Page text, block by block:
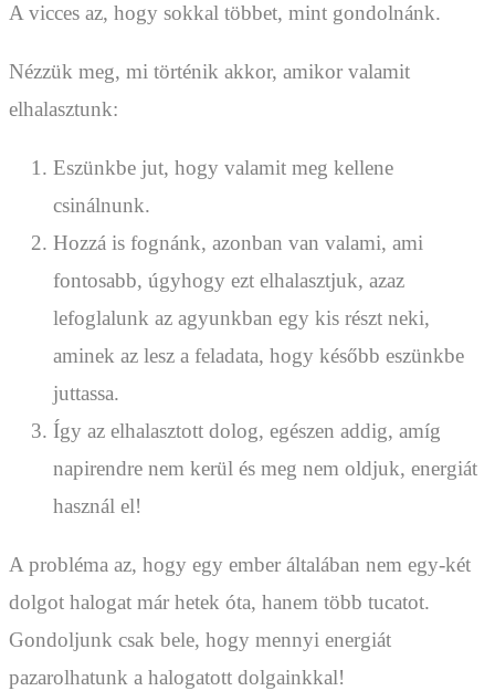
A vicces az, hogy sokkal többet, mint gondolnánk.
Nézzük meg, mi történik akkor, amikor valamit
elhalasztunk:
Eszünkbe jut, hogy valamit meg kellene
csinálnunk.
Hozzá is fognánk, azonban van valami, ami
fontosabb, úgyhogy ezt elhalasztjuk, azaz
lefoglalunk az agyunkban egy kis részt neki,
aminek az lesz a feladata, hogy később eszünkbe
juttassa.
Így az elhalasztott dolog, egészen addig, amíg
napirendre nem kerül és meg nem oldjuk, energiát
használ el!
A probléma az, hogy egy ember általában nem egy-két
dolgot halogat már hetek óta, hanem több tucatot.
Gondoljunk csak bele, hogy mennyi energiát
pazarolhatunk a halogatott dolgainkkal!